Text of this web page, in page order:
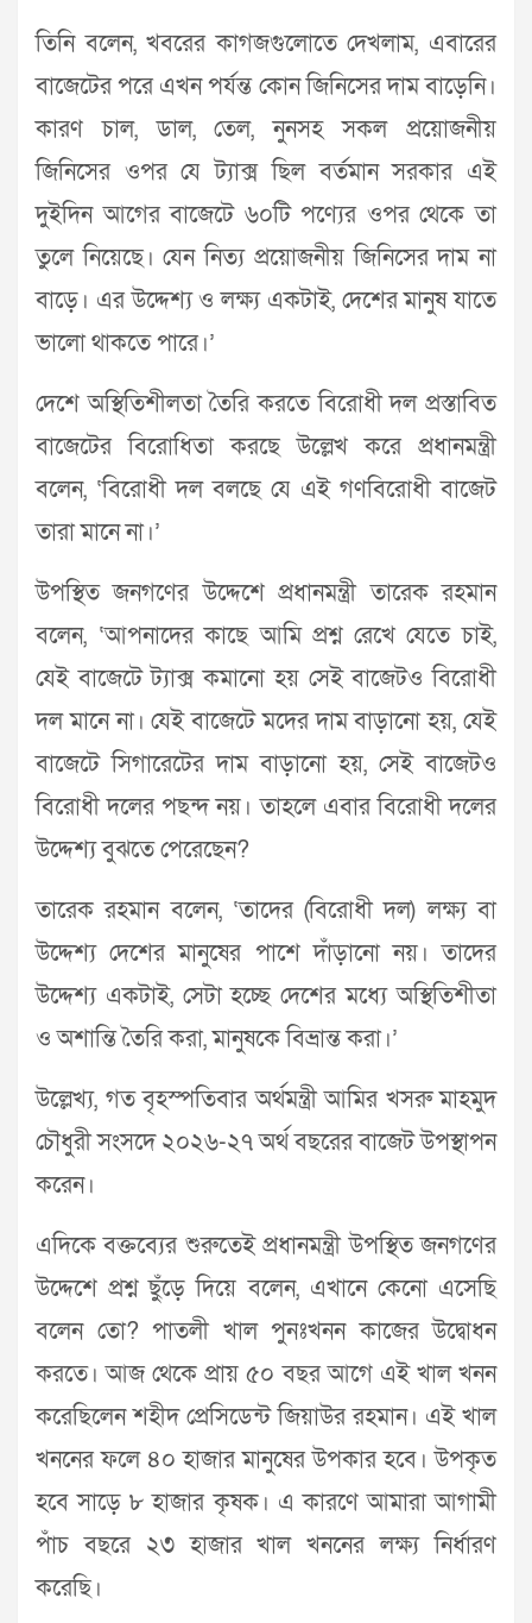
তিনি বলেন, খবরের কাগজগুলোতে দেখলাম, এবারের
বাজেটের পরে এখন পর্যন্ত কোন জিনিসের দাম বাড়েনি।
কারণ চাল, ডাল, তেল, নুনসহ সকল প্রয়োজনীয়
জিনিসের ওপর যে ট্যাক্স ছিল বর্তমান সরকার এই
দুইদিন আগের বাজেটে ৬০টি পণ্যের ওপর থেকে তা
তুলে নিয়েছে। যেন নিত্য প্রয়োজনীয় জিনিসের দাম না
বাড়ে। এর উদ্দেশ্য ও লক্ষ্য একটাই, দেশের মানুষ যাতে
ভালো থাকতে পারে।’
দেশে অস্থিতিশীলতা তৈরি করতে বিরোধী দল প্রস্তাবিত
বাজেটের বিরোধিতা করছে উল্লেখ করে প্রধানমন্ত্রী
বলেন, ‘বিরোধী দল বলছে যে এই গণবিরোধী বাজেট
তারা মানে না।’
উপস্থিত জনগণের উদ্দেশে প্রধানমন্ত্রী তারেক রহমান
বলেন, ‘আপনাদের কাছে আমি প্রশ্ন রেখে যেতে চাই,
যেই বাজেটে ট্যাক্স কমানো হয় সেই বাজেটও বিরোধী
দল মানে না। যেই বাজেটে মদের দাম বাড়ানো হয়, যেই
বাজেটে সিগারেটের দাম বাড়ানো হয়, সেই বাজেটও
বিরোধী দলের পছন্দ নয়। তাহলে এবার বিরোধী দলের
উদ্দেশ্য বুঝতে পেরেছেন?
তারেক রহমান বলেন, ‘তাদের (বিরোধী দল) লক্ষ্য বা
উদ্দেশ্য দেশের মানুষের পাশে দাঁড়ানো নয়। তাদের
উদ্দেশ্য একটাই, সেটা হচ্ছে দেশের মধ্যে অস্থিতিশীতা
ও অশান্তি তৈরি করা, মানুষকে বিভ্রান্ত করা।’
উল্লেখ্য, গত বৃহস্পতিবার অর্থমন্ত্রী আমির খসরু মাহমুদ
চৌধুরী সংসদে ২০২৬-২৭ অর্থ বছরের বাজেট উপস্থাপন
করেন।
এদিকে বক্তব্যের শুরুতেই প্রধানমন্ত্রী উপস্থিত জনগণের
উদ্দেশে প্রশ্ন ছুঁড়ে দিয়ে বলেন, এখানে কেনো এসেছি
বলেন তো? পাতলী খাল পুনঃখনন কাজের উদ্বোধন
করতে। আজ থেকে প্রায় ৫০ বছর আগে এই খাল খনন
করেছিলেন শহীদ প্রেসিডেন্ট জিয়াউর রহমান। এই খাল
খননের ফলে ৪০ হাজার মানুষের উপকার হবে। উপকৃত
হবে সাড়ে ৮ হাজার কৃষক। এ কারণে আমারা আগামী
পাঁচ বছরে ২৩ হাজার খাল খননের লক্ষ্য নির্ধারণ
করেছি।